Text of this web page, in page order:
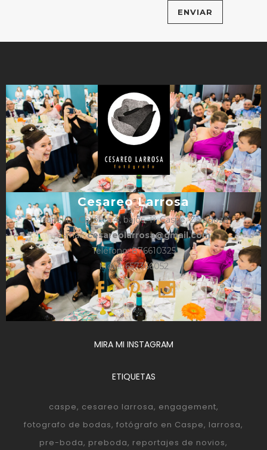
Cesareo Larrosa
Isabel La Católica 4, bajos, 1º, Caspe, Zaragoza
e-mail:cesareolarrosa@gmail.com
Teléfono: 876610325
Móvil: 657366052
MIRA MI INSTAGRAM
ETIQUETAS
caspe cesareo larrosa engagement
fotografo de bodas fotógrafo en Caspe larrosa
pre-boda preboda reportajes de novios